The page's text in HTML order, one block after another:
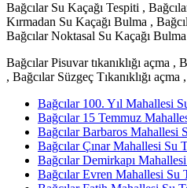
Bağcılar Su Kaçağı Tespiti ,
Kırmadan Su Kaçağı Bulma ,
Bağcılar Noktasal Su Kaçağı
Bağcılar Pisuvar tıkanıklığı açma ,
, Bağcılar Süzgeç Tıkanıklığı açma ,
Bağcılar 100. Yıl Mahallesi
Bağcılar 15 Temmuz
Bağcılar Barbaros Mahallesi
Bağcılar Çınar Mahallesi Su
Bağcılar Demirkapı Mahallesi
Bağcılar Evren Mahallesi Su